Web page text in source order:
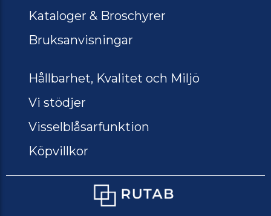
Kataloger & Broschyrer
Bruksanvisningar
Hållbarhet, Kvalitet och Miljö
Vi stödjer
Visselblåsarfunktion
Köpvillkor